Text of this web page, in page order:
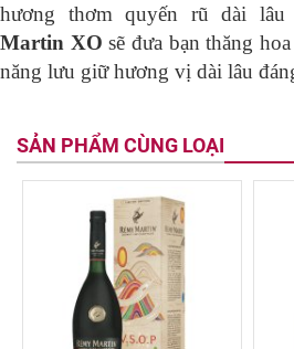
hương thơm quyến rũ dài
Martin XO sẽ đưa bạn thăng
năng lưu giữ hương vị dài lâu
SẢN PHẨM CÙNG LOẠI